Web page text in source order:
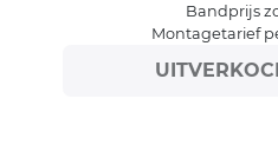
Bandprijs
Montagetarief